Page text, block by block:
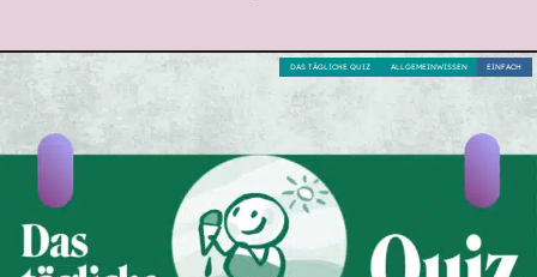
EINFACH
ALLGEMEINWISSEN
DAS TÄGLICHE QUIZ